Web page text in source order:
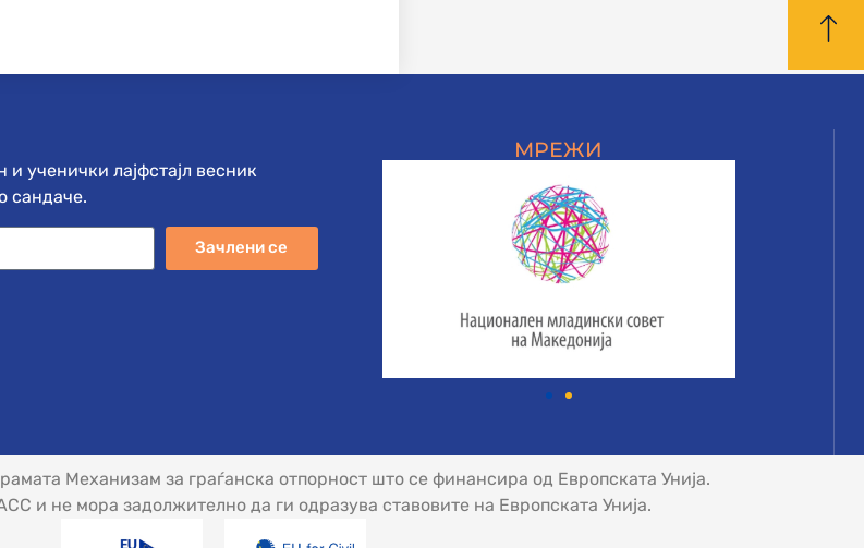
и ученички лајфстајл весник
сандаче.
Зачлени се
МРЕЖИ
Механизам за граѓанска отпорност што се финансира од Европската Унија.
и не мора задолжително да ги одразува ставовите на Европската Унија.